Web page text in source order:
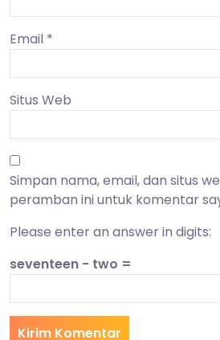
Email *
Situs Web
Simpan nama, email, dan situs
peramban ini untuk komentar
Please enter an answer in digits:
seventeen − two =